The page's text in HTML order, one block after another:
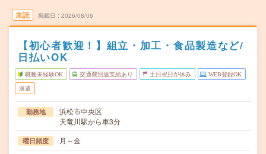
未読 掲載日 2026/08/06
【初心者歓迎！】組立・加工・食品製造など/
日払いOK
職種未経験OK 交通費別途支給あり 土日祝日が休み WEB登録OK
派遣
勤務地
浜松市中央区
天竜川駅から車3分
曜日頻度 月～金